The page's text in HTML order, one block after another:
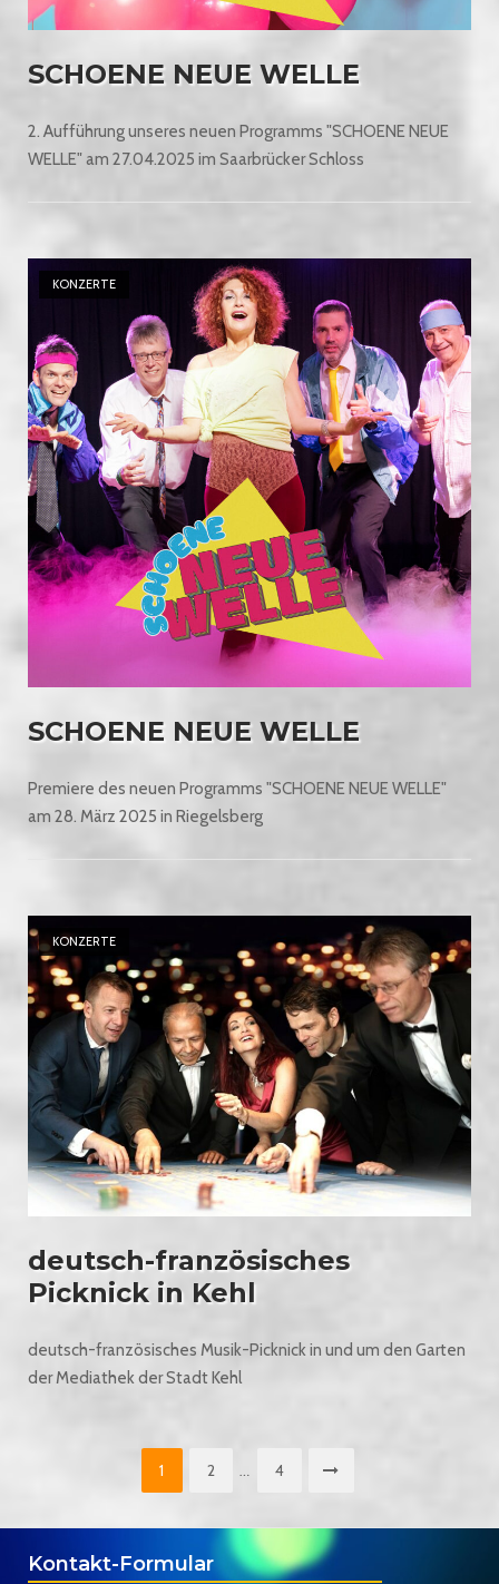
SCHOENE NEUE WELLE
2. Aufführung unseres neuen Programms "SCHOENE NEUE
WELLE" am 27.04.2025 im Saarbrücker Schloss
KONZERTE
Open post
SCHOENE NEUE WELLE
Premiere des neuen Programms "SCHOENE NEUE WELLE"
am 28. März 2025 in Riegelsberg
KONZERTE
Open post
deutsch-französisches
Picknick in Kehl
deutsch-französisches Musik-Picknick in und um den Garten
der Mediathek der Stadt Kehl
Seitennummerierung
der
Beiträge
1 2 … 4
Kontakt-Formular